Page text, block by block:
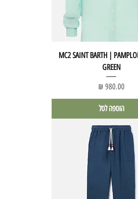
MC2 SAINT BARTH |
GREEN
מחיר
הוספה לסל